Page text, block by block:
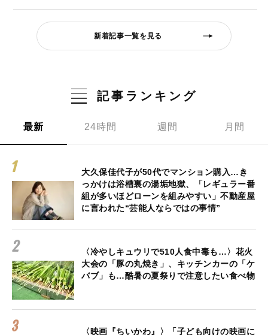
新着記事一覧を見る
記事ランキング
最新 24時間 週間 月間
大久保佳代子が50代でマンション購入…き
っかけは浴槽裏の湯垢地獄、「レギュラー番
組が多いほどローンを組みやすい」不動産屋
に言われた“芸能人ならではの事情”
〈冷やしキュウリで510人食中毒も…〉花火
大会の「豚の丸焼き」、キッチンカーの「ケ
バブ」も…酷暑の夏祭りで注意したい食べ物
〈映画『ちいかわ』〉「子ども向けの映画に